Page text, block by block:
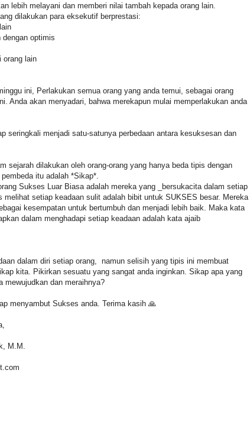
lebih melayani dan memberi nilai tambah kepada orang lain.
dilakukan para eksekutif berprestasi:
dengan optimis
orang lain
ini, Perlakukan semua orang yang anda temui, sebagai orang
Anda akan menyadari, bahwa merekapun mulai memperlakukan anda
seringkali menjadi satu-satunya perbedaan antara kesuksesan dan
sejarah dilakukan oleh orang-orang yang hanya beda tipis dengan
itu adalah *Sikap*.
Sukses Luar Biasa adalah mereka yang _bersukacita dalam setiap
melihat setiap keadaan sulit adalah bibit untuk SUKSES besar. Mereka
kesempatan untuk bertumbuh dan menjadi lebih baik. Maka kata
dalam menghadapi setiap keadaan adalah kata ajaib
dalam diri setiap orang, namun selisih yang tipis ini membuat
kita. Pikirkan sesuatu yang sangat anda inginkan. Sikap apa yang
mewujudkan dan meraihnya?
menyambut Sukses anda. Terima kasih 🙏
M.M.